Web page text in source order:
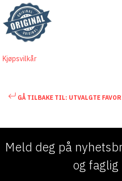
Kjøpsvilkår
GÅ TILBAKE TIL: UTVALGTE
Meld deg på
og